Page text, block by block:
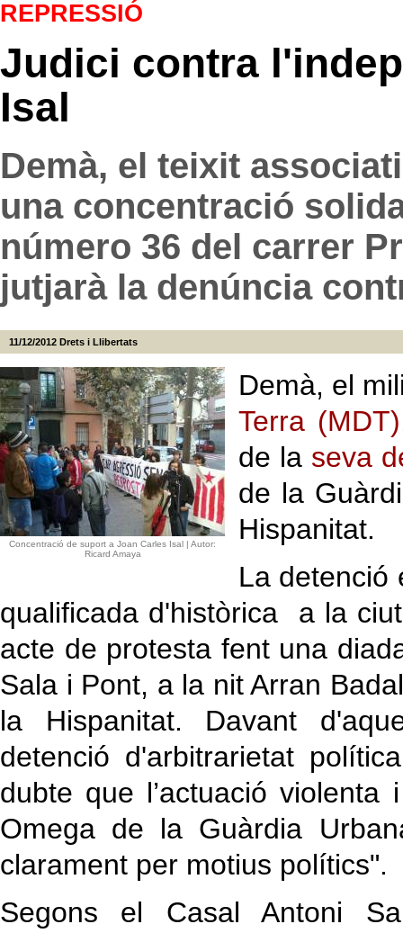
REPRESSIÓ
Judici contra
Isal
Demà, el teixit
una concentració
número 36 del carrer
jutjarà la denúncia
11/12/2012 Drets i Llibertats
Concentració de suport a Joan Carles Isal | Autor:
Ricard Amaya
Demà, el
Terra (MDT)
de la seva
de la
Hispanitat.
La detenció
qualificada d'històrica a la
acte de protesta fent una
Sala i Pont, a la nit Arran
la Hispanitat. Davant
detenció d'arbitrarietat
dubte que l’actuació
Omega de la Guàrdia
clarament per motius polítics".
Segons el Casal Antoni